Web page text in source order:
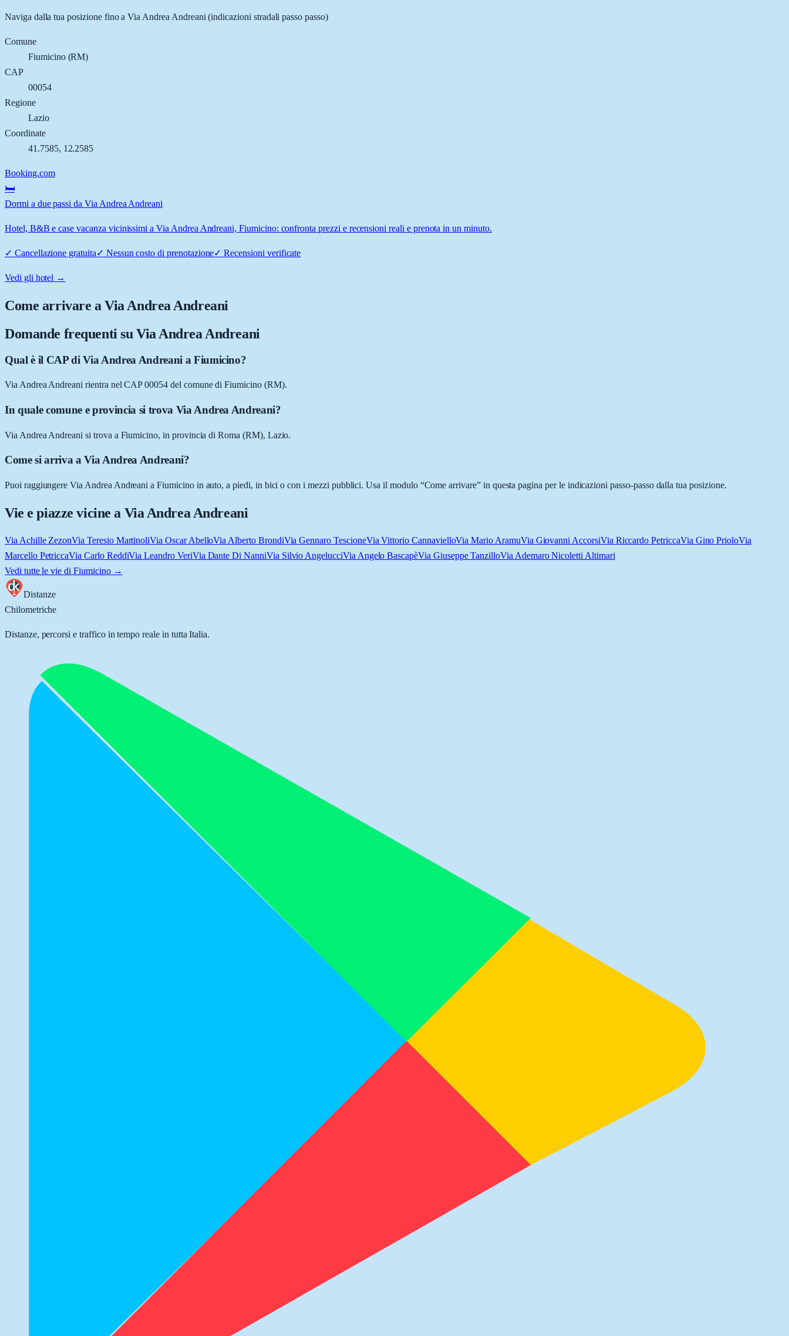
Naviga dalla tua posizione fino aVia Andrea Andreani (indicazioni stradali passo passo)
Comune
Fiumicino(RM)
CAP
00054
Regione
Lazio
Coordinate
41.7585, 12.2585
Booking.com
🛏️
Dormi a due passi da Via Andrea Andreani
Hotel, B&B e case vacanza vicinissimi a Via Andrea Andreani, Fiumicino: confronta prezzi e recensioni reali e prenota in un minuto.
✓ Cancellazione gratuita✓ Nessun costo di prenotazione✓Recensioni verificate
Vedi gli hotel →
Come arrivare aVia Andrea Andreani
Domande frequenti su Via Andrea Andreani
Qual è il CAP di Via Andrea Andreani a Fiumicino?
Via Andrea Andreani rientra nel CAP 00054 del comune di Fiumicino (RM).
In quale comune e provincia si trova Via Andrea Andreani?
Via Andrea Andreani si trova a Fiumicino, in provincia di Roma (RM), Lazio.
Come si arriva a Via Andrea Andreani?
Puoi raggiungere Via Andrea Andreani a Fiumicino in auto, a piedi, in bici o con i mezzi pubblici. Usa il modulo “Come arrivare” in questa pagina per le indicazioni passo-passo dalla tua posizione.
Vie e piazze vicine a Via Andrea Andreani
Via Achille ZezonVia Teresio MartinoliVia Oscar AbelloVia Alberto BrondiVia Gennaro TescioneVia Vittorio CannavielloVia Mario AramuVia Giovanni AccorsiVia Riccardo PetriccaVia Gino PrioloVia
Marcello PetriccaVia Carlo ReddiVia Leandro VeriVia Dante Di NanniVia Silvio AngelucciVia Angelo BascapèVia Giuseppe TanzilloVia Ademaro Nicoletti Altimari
Vedi tutte le vie di Fiumicino→
Distanze
Chilometriche
Distanze, percorsi e traffico in tempo reale in tutta Italia.